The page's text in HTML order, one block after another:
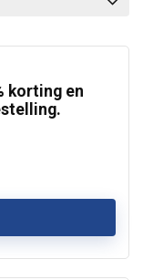
korting en